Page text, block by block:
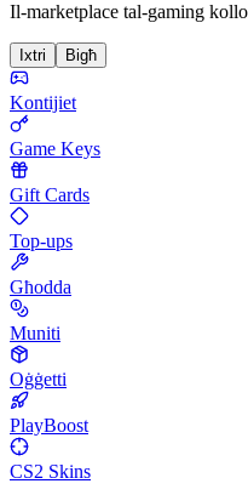
Il-marketplace tal-gaming
Ixtri Bigħ
Kontijiet
Game Keys
Gift Cards
Top-ups
Għodda
Muniti
Oġġetti
PlayBoost
CS2 Skins